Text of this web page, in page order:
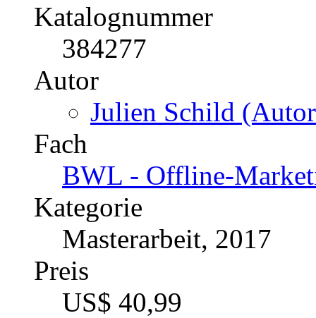
Katalognummer
384277
Autor
Julien Schild
Fach
BWL - Offline-
Kategorie
Masterarbeit, 2017
Preis
US$ 40,99